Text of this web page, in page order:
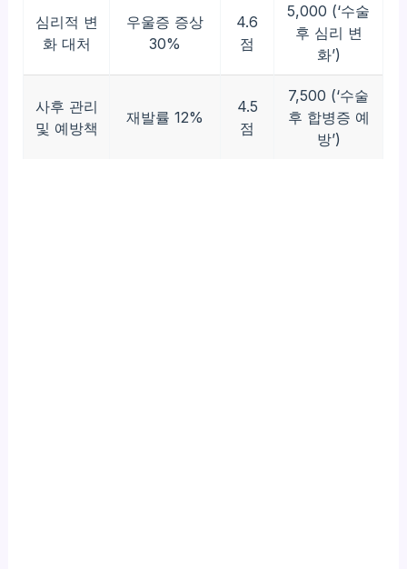
심리적 변
화 대처
우울증 증상
30%
4.6
점
5,000 (‘수술
후 심리 변
화’)
사후 관리
및 예방책
재발률 12%
4.5
점
7,500 (‘수술
후 합병증 예
방’)